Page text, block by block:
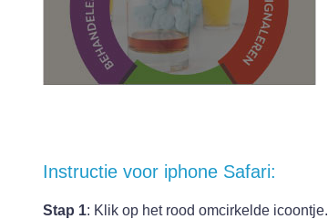
Instructie voor iphone Safari:
Stap 1: Klik op het rood omcirkelde icoontje.